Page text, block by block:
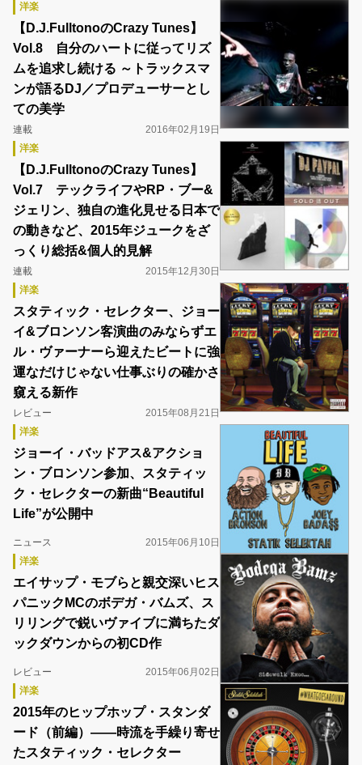
洋楽
【D.J.FulltonoのCrazy Tunes】
Vol.8 自分のハートに従ってリズ
ムを追求し続ける ～トラックスマ
ンが語るDJ／プロデューサーとし
ての美学
連載
2016年02月19日
洋楽
【D.J.FulltonoのCrazy Tunes】
Vol.7 テックライフやRP・ブー&
ジェリン、独自の進化見せる日本で
の動きなど、2015年ジュークをざ
っくり総括&個人的見解
連載
2015年12月30日
洋楽
スタティック・セレクター、ジョー
イ&ブロンソン客演曲のみならずエ
ル・ヴァーナーら迎えたビートに強
運なだけじゃない仕事ぶりの確かさ
窺える新作
レビュー
2015年08月21日
洋楽
ジョーイ・バッドアス&アクショ
ン・ブロンソン参加、スタティッ
ク・セレクターの新曲“Beautiful
Life”が公開中
ニュース
2015年06月10日
洋楽
エイサップ・モブらと親交深いヒス
パニックMCのボデガ・バムズ、ス
リリングで鋭いヴァイブに満ちたダ
ックダウンからの初CD作
レビュー
2015年06月02日
洋楽
2015年のヒップホップ・スタンダ
ード（前編）――時流を手繰り寄せ
たスタティック・セレクター